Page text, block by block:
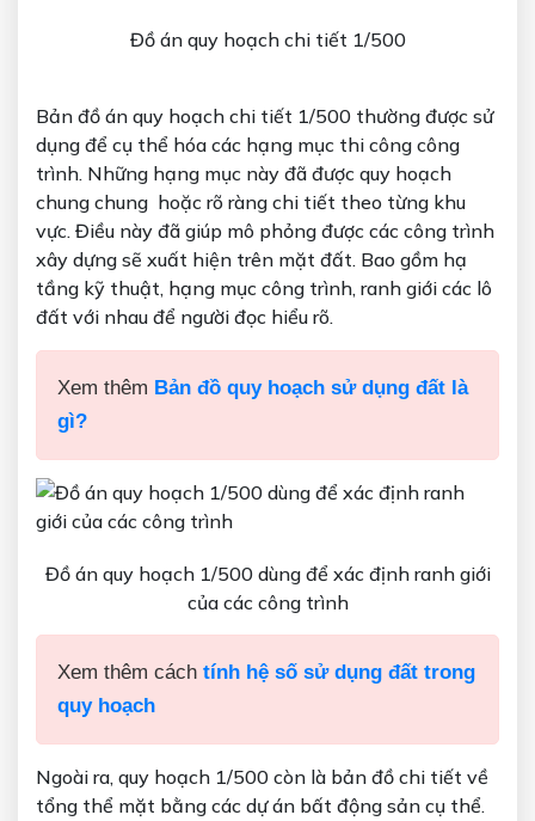
Đồ án quy hoạch chi tiết 1/500
Bản đồ án quy hoạch chi tiết 1/500 thường được sử
dụng để cụ thể hóa các hạng mục thi công công
trình. Những hạng mục này đã được quy hoạch
chung chung hoặc rõ ràng chi tiết theo từng khu
vực. Điều này đã giúp mô phỏng được các công trình
xây dựng sẽ xuất hiện trên mặt đất. Bao gồm hạ
tầng kỹ thuật, hạng mục công trình, ranh giới các lô
đất với nhau để người đọc hiểu rõ.
Xem thêm Bản đồ quy hoạch sử dụng đất là
gì?
Đồ án quy hoạch 1/500 dùng để xác định ranh giới
của các công trình
Xem thêm cách tính hệ số sử dụng đất trong
quy hoạch
Ngoài ra, quy hoạch 1/500 còn là bản đồ chi tiết về
tổng thể mặt bằng các dự án bất động sản cụ thể.